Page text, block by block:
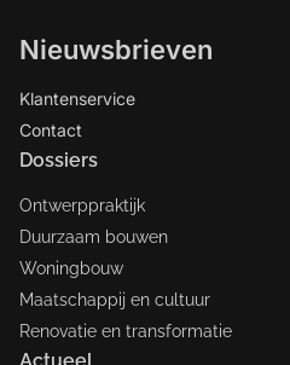
Nieuwsbrieven
Klantenservice
Contact
Dossiers
Ontwerppraktijk
Duurzaam bouwen
Woningbouw
Maatschappij en cultuur
Renovatie en transformatie